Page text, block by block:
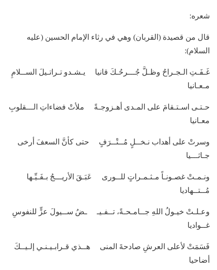
شعره:
قال من قصيدة (القربان) وهي في رثاء الإمام الحسين (عليه
السلام):
غَـفَـتِ الـجـراحُ وظـلَّ جُـــرحُـكَ قانيا يـشـدو تـراتـيلَ الســلامِ
مـعـانيا
حـتـى اسـتـقامَ على المـدى أهـزوجـةً ملأتْ فضاءاتِ الـــقلوبِ
معـانيا
وسرتْ على أهداب نـخــلٍ مُــتْــرَفٍ حتى كأنَّ السعفَ أرخى
جـاثـــيا
ونـمـتْ غصـونـاً مـثـمـراتٍ للــورى عَبَـقَ الأريـــجُ بـفَـيِّـها
مُــتــهاديا
وعـلـتْ خيـولُ اللهِ جــامـحـةً، تــفـيـ ـضُ ســيولَ عزٍّ للنفوسِ
غــواديا
فَسَمَتْ لأعلى العرشِ صادحةَ المنى هــذي قـرابـيـنـي إلـيــكَ
أضاحيا